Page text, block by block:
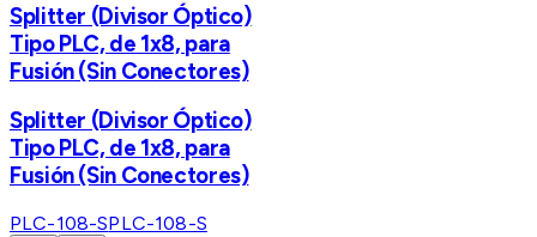
Splitter (Divisor Óptico)
Tipo PLC, de 1x8, para
Fusión (Sin Conectores)
Splitter (Divisor Óptico)
Tipo PLC, de 1x8, para
Fusión (Sin Conectores)
PLC-108-SPLC-108-S